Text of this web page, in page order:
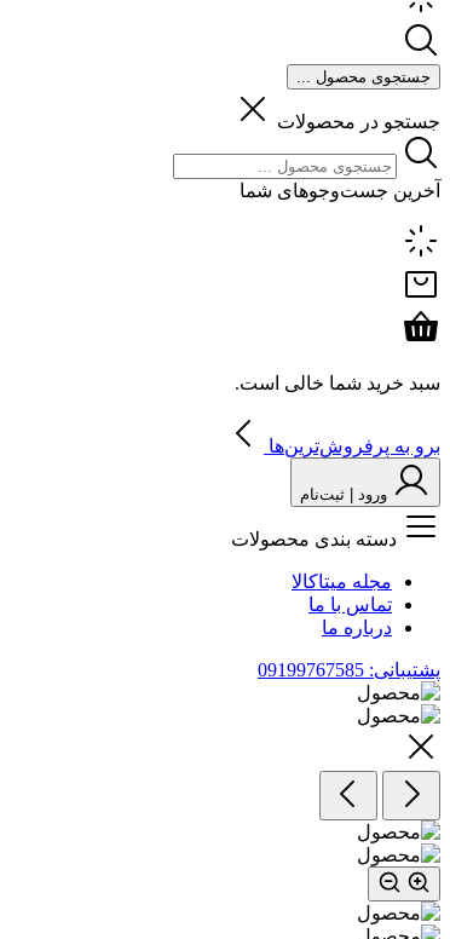
جستجوی محصول ...
جستجو در محصولات
آخرین جست‌وجوهای شما
سبد خرید شما خالی است.
برو به پرفروش‌ترین‌ها
ورود | ثبت‌نام
دسته بندی محصولات
مجله میتاکالا
تماس با ما
درباره ما
پشتیبانی: 09199767585